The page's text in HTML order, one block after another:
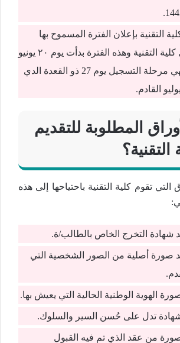
التقنية بإعلان الفترة المسموح بها
التسجيل في كلية التقنية وهذه الفترة بدأت يوم ٢٠ يونيو
الحالي، وتنتهي مرحلة التسجيل يوم 27 ذو القعدة الدي
المطلوبة للتقديم
التي تقوم كلية التقنية باحتياحها إلى هذه
شهادة التخرج الخاص بالطالب/ة.
صورة أصلية من الصور الشخصية التي
الهوية الوطنية الحالية التي يعيش بها.
تدل على حُسن السير والسلوك.
من عقد الذي تم فيه القبول